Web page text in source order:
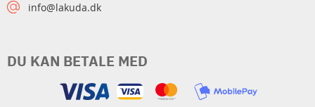
DU KAN BETALE MED
info@lakuda.dk